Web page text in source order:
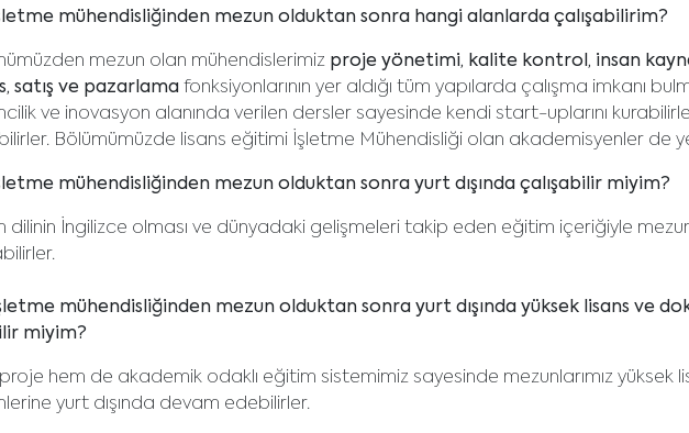
mühendisliğinden mezun olduktan sonra hangi alanlarda çalışabilirim?
mezun olan mühendislerimiz proje yönetimi, kalite kontrol, insan
satış ve pazarlama fonksiyonlarının yer aldığı tüm yapılarda çalışma imkanı
ve inovasyon alanında verilen dersler sayesinde kendi start-uplarını
Bölümümüzde lisans eğitimi İşletme Mühendisliği olan akademisyenler de
mühendisliğinden mezun olduktan sonra yurt dışında çalışabilir miyim?
dilinin İngilizce olması ve dünyadaki gelişmeleri takip eden eğitim içeriğiyle
mühendisliğinden mezun olduktan sonra yurt dışında yüksek lisans ve
miyim?
hem de akademik odaklı eğitim sistemimiz sayesinde mezunlarımız yüksek
yurt dışında devam edebilirler.